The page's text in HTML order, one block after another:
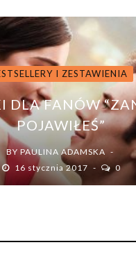
I ZESTAWIENIA
DLA FANÓW
POJAWIŁEŚ”
BY PAULINA ADAMSKA
16 stycznia 2017
0